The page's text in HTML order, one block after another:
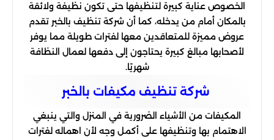
الخصوص عناية كبيرة لتنظيفها حتى تكون نظيفة ولائقة
بالمكان أمام من يدخله، كما أن شركة تنظيف بالخبر تقدم
عروض مميزة للمتعاقدين معها لفترات طويلة مما يوفر
لأصحابها مبالغ كبيرة يحتاجون إلى دفعها لعمال النظافة
شهريًا.
شركة تنظیف مكیفات بالخبر
المكيفات من الأشياء الضرورية في المنزل والتي ينبغي
الاهتمام بها وتنظيفها على أكمل وجه لأن اهماله لفترات